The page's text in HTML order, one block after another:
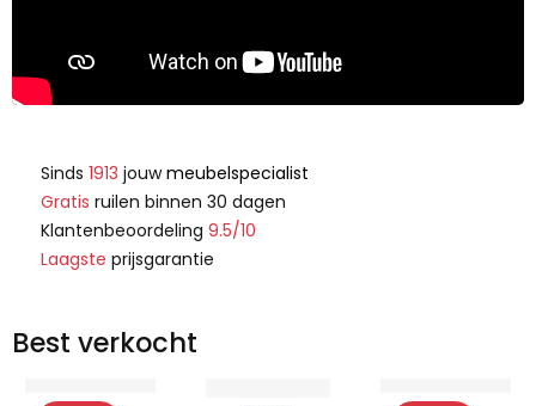
Sinds 1913 jouwmeubelspecialist
Gratis ruilen binnen 30 dagen
Klantenbeoordeling 9.5/10
Laagste prijsgarantie
Best verkocht